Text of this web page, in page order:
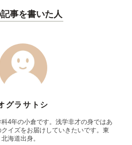
事を書いた人
グラサトシ
4年の小倉です。浅学非才の身ではあ
イズをお届けしていきたいです。東
海道出身。